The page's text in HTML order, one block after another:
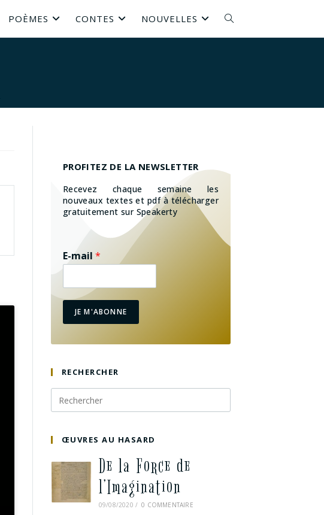
POÈMES CONTES NOUVELLES
PROFITEZ DE LA NEWSLETTER
Recevez chaque semaine les
nouveaux textes et pdf à télécharger
gratuitement sur Speakerty
E-mail *
JE M'ABONNE
RECHERCHER
ŒUVRES AU HASARD
De la Force de
l’Imagination
09/08/2020 / 0 COMMENTAIRE